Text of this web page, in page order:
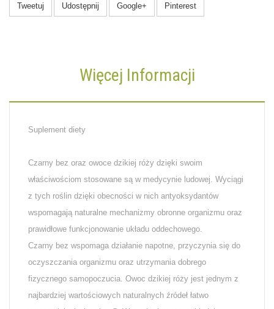
Tweetuj Udostępnij Google+ Pinterest
Więcej Informacji
Suplement diety
Czarny bez oraz owoce dzikiej róży dzięki swoim
właściwościom stosowane są w medycynie ludowej. Wyciągi
z tych roślin dzięki obecności w nich antyoksydantów
wspomagają naturalne mechanizmy obronne organizmu oraz
prawidłowe funkcjonowanie układu oddechowego.
Czarny bez wspomaga działanie napotne, przyczynia się do
oczyszczania organizmu oraz utrzymania dobrego
fizycznego samopoczucia. Owoc dzikiej róży jest jednym z
najbardziej wartościowych naturalnych źródeł łatwo